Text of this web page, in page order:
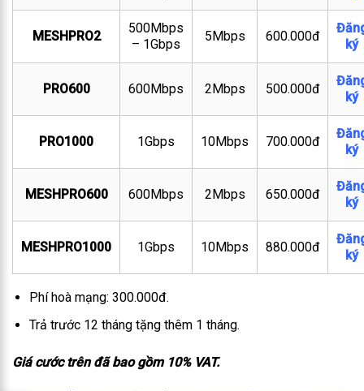
MESHPRO2
500Mbps
– 1Gbps
5Mbps 600.000đ
ký
PRO600 600Mbps 2Mbps 500.000đ
ký
PRO1000 1Gbps 10Mbps 700.000đ
ký
MESHPRO600 600Mbps 2Mbps 650.000đ
ký
MESHPRO1000 1Gbps 10Mbps 880.000đ
ký
Phí hoà mạng: 300.000đ.
Trả trước 12 tháng tặng thêm 1 tháng.
Giá cước trên đã bao gồm 10% VAT.